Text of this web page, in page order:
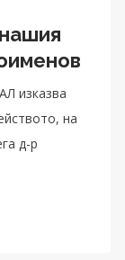
изказва
на
д-р